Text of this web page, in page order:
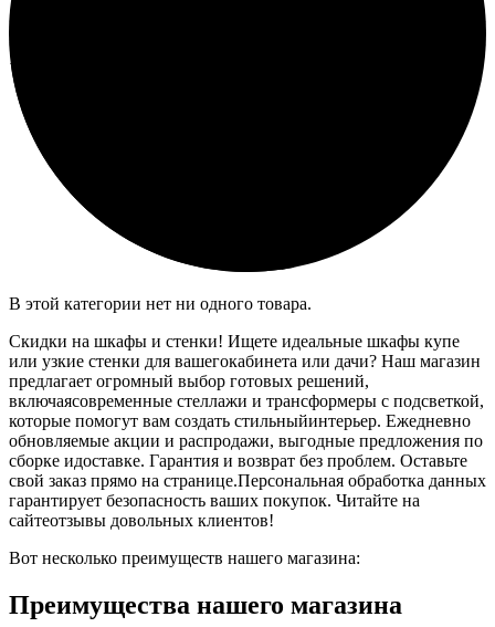
В этой категории нет ни одного товара.
Скидки на шкафы и стенки! Ищете идеальные шкафы купе
или узкие стенки для вашегокабинета или дачи? Наш магазин
предлагает огромный выбор готовых решений,
включаясовременные стеллажи и трансформеры с подсветкой,
которые помогут вам создать стильныйинтерьер. Ежедневно
обновляемые акции и распродажи, выгодные предложения по
сборке идоставке. Гарантия и возврат без проблем. Оставьте
свой заказ прямо на странице.Персональная обработка данных
гарантирует безопасность ваших покупок. Читайте на
сайтеотзывы довольных клиентов!
Вот несколько преимуществ нашего магазина:
Преимущества нашего магазина